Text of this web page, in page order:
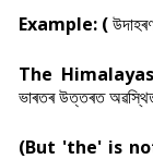
Example: (
The
ভাৰতৰ উত্তৰত
(But 'the' is